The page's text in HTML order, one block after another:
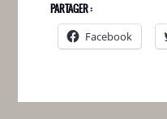
PARTAGER :
Facebook